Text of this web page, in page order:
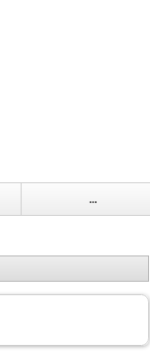
...